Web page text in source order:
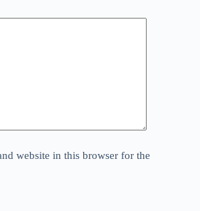
website in this browser for the